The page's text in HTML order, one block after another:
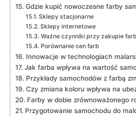
Gdzie kupić nowoczesne farby
Sklepy stacjonarne
Sklepy internetowe
Ważne czynniki przy zakupie farb
Porównanie cen farb
Innowacje w technologiach
Jak farba wpływa na wartość
Przykłady samochodów z farbą
Czy zmiana koloru wpływa na
Farby w dobie zrównoważonego
Przygotowanie samochodu do